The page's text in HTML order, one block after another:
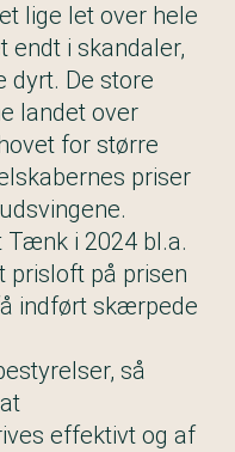
lige let over hele
endt i skandaler,
dyrt. De store
landet over
for større
priser
Tænk i 2024 bl.a.
på prisen
indført skærpede
så
effektivt og af